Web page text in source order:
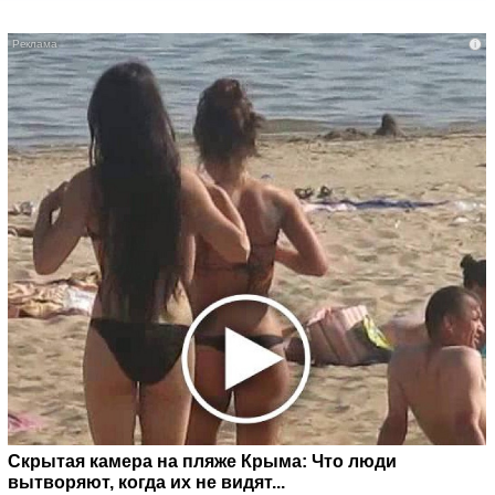
i
Скрытая камера на пляже Крыма: Что люди
вытворяют, когда их не видят...